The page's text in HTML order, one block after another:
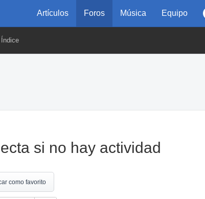
Artículos Foros Música Equipo
Índice
si no hay actividad
como favorito